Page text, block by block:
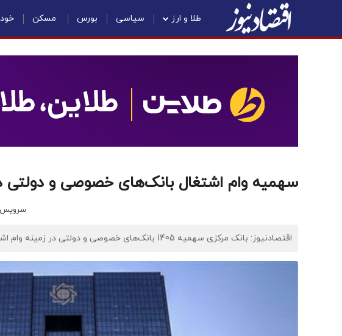
طلا و ارز سیاسی بورس مسکن
سهمیه وام اشتغال بانک‌های خصوصی و دولتی
اقتصادنیوز: بانک مرکزی سهمیه 1405 بانک‌های خصوصی و دولتی در زمینه وام اشتغال مددجویان تعیین کند.